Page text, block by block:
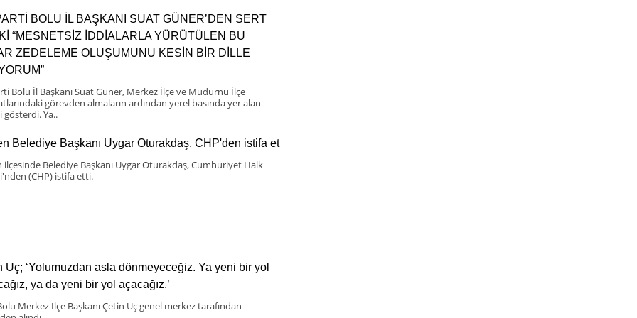
BOLU İL BAŞKANI SUAT GÜNER’DEN SERT
“MESNETSİZ İDDİALARLA YÜRÜTÜLEN BU
ZEDELEME OLUŞUMUNU KESİN BİR DİLLE
Bolu İl Başkanı Suat Güner, Merkez İlçe ve Mudurnu İlçe
görevden almaların ardından yerel basında yer alan
Ya..
Belediye Başkanı Uygar Oturakdaş, CHP'den istifa et
ilçesinde Belediye Başkanı Uygar Oturakdaş, Cumhuriyet Halk
(CHP) istifa etti.
Uç; ‘Yolumuzdan asla dönmeyeceğiz. Ya yeni bir yol
ya da yeni bir yol açacağız.’
Merkez İlçe Başkanı Çetin Uç genel merkez tarafından